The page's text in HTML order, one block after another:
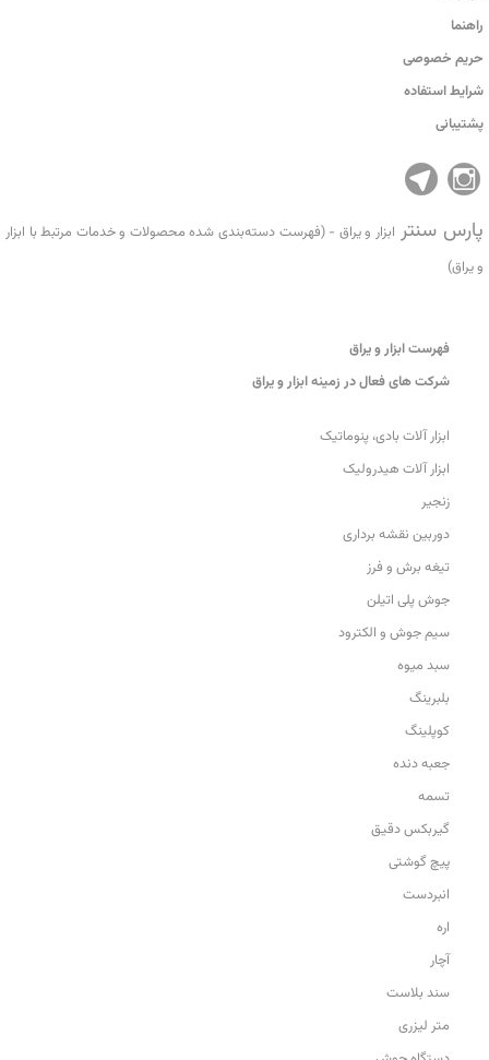
راهنما
حریم خصوصی
شرایط استفاده
پشتیبانی
پارس سنتر ابزار و یراق - (فهرست دسته‌بندی شده محصولات و خدمات مرتبط با ابزار
و یراق)
فهرست ابزار و یراق
شرکت های فعال در زمینه ابزار و یراق
ابزار آلات بادی، پنوماتیک
ابزار آلات هیدرولیک
زنجیر
دوربین نقشه برداری
تیغه برش و فرز
جوش پلی اتیلن
سیم جوش و الکترود
سبد میوه
بلبرینگ
کوپلینگ
جعبه دنده
تسمه
گیربکس دقیق
پیچ گوشتی
انبردست
اره
آچار
سند بلاست
متر لیزری